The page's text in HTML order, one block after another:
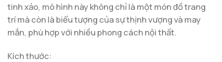
tinh xảo, mô hình này không chỉ là một món đồ trang
trí mà còn là biểu tượng của sự thịnh vượng và may
mắn, phù hợp với nhiều phong cách nội thất.
Kích thước: